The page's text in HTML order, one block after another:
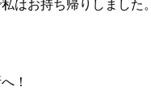
はお持ち帰りしました。
！